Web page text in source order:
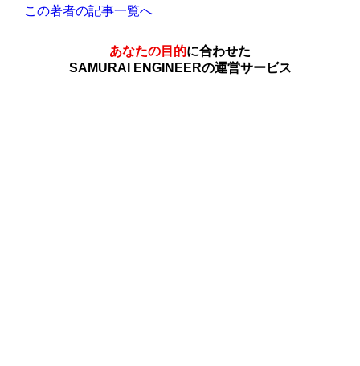
この著者の記事一覧へ
あなたの目的に合わせた
SAMURAI ENGINEERの運営サービス